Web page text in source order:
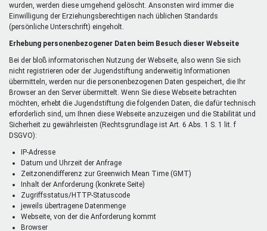
wurden, werden diese umgehend gelöscht. Ansonsten wird immer die
Einwilligung der Erziehungsberechtigen nach üblichen Standards
(persönliche Unterschrift) eingeholt.
Erhebung personenbezogener Daten beim Besuch dieser Webseite
Bei der bloß informatorischen Nutzung der Webseite, also wenn Sie sich
nicht registrieren oder der Jugendstiftung anderweitig Informationen
übermitteln, werden nur die personenbezogenen Daten gespeichert, die Ihr
Browser an den Server übermittelt. Wenn Sie diese Webseite betrachten
möchten, erhebt die Jugendstiftung die folgenden Daten, die dafür technisch
erforderlich sind, um Ihnen diese Webseite anzuzeigen und die Stabilität und
Sicherheit zu gewährleisten (Rechtsgrundlage ist Art. 6 Abs. 1 S. 1 lit. f
DSGVO):
IP-Adresse
Datum und Uhrzeit der Anfrage
Zeitzonendifferenz zur Greenwich Mean Time (GMT)
Inhalt der Anforderung (konkrete Seite)
Zugriffsstatus/HTTP-Statuscode
jeweils übertragene Datenmenge
Webseite, von der die Anforderung kommt
Browser